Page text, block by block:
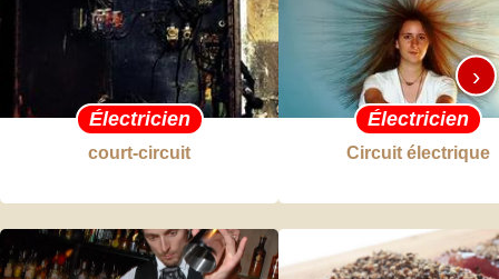
Électricien
court-circuit
Électricien
Circuit électrique
›